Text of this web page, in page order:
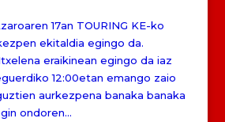
17an TOURING KE-ko
ekitaldia egingo da.
eraikinean egingo da iaz
12:00etan emango zaio
aurkezpena banaka banaka
ondoren...